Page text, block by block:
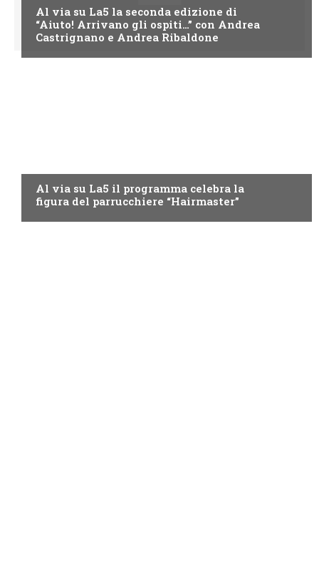
Al via su La5 la seconda edizione di
“Aiuto! Arrivano gli ospiti…” con Andrea
Castrignano e Andrea Ribaldone
Al via su La5 il programma celebra la
figura del parrucchiere “Hairmaster”